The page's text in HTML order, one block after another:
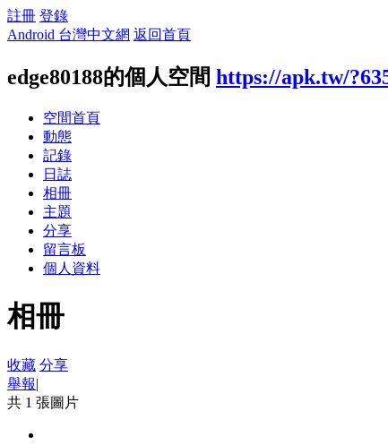
註冊 登錄
Android 台灣中文網 返回首頁
edge80188的個人空間 https://apk.tw/
空間首頁
動態
記錄
日誌
相冊
主題
分享
留言板
個人資料
相冊
收藏 分享
舉報|
共 1 張圖片